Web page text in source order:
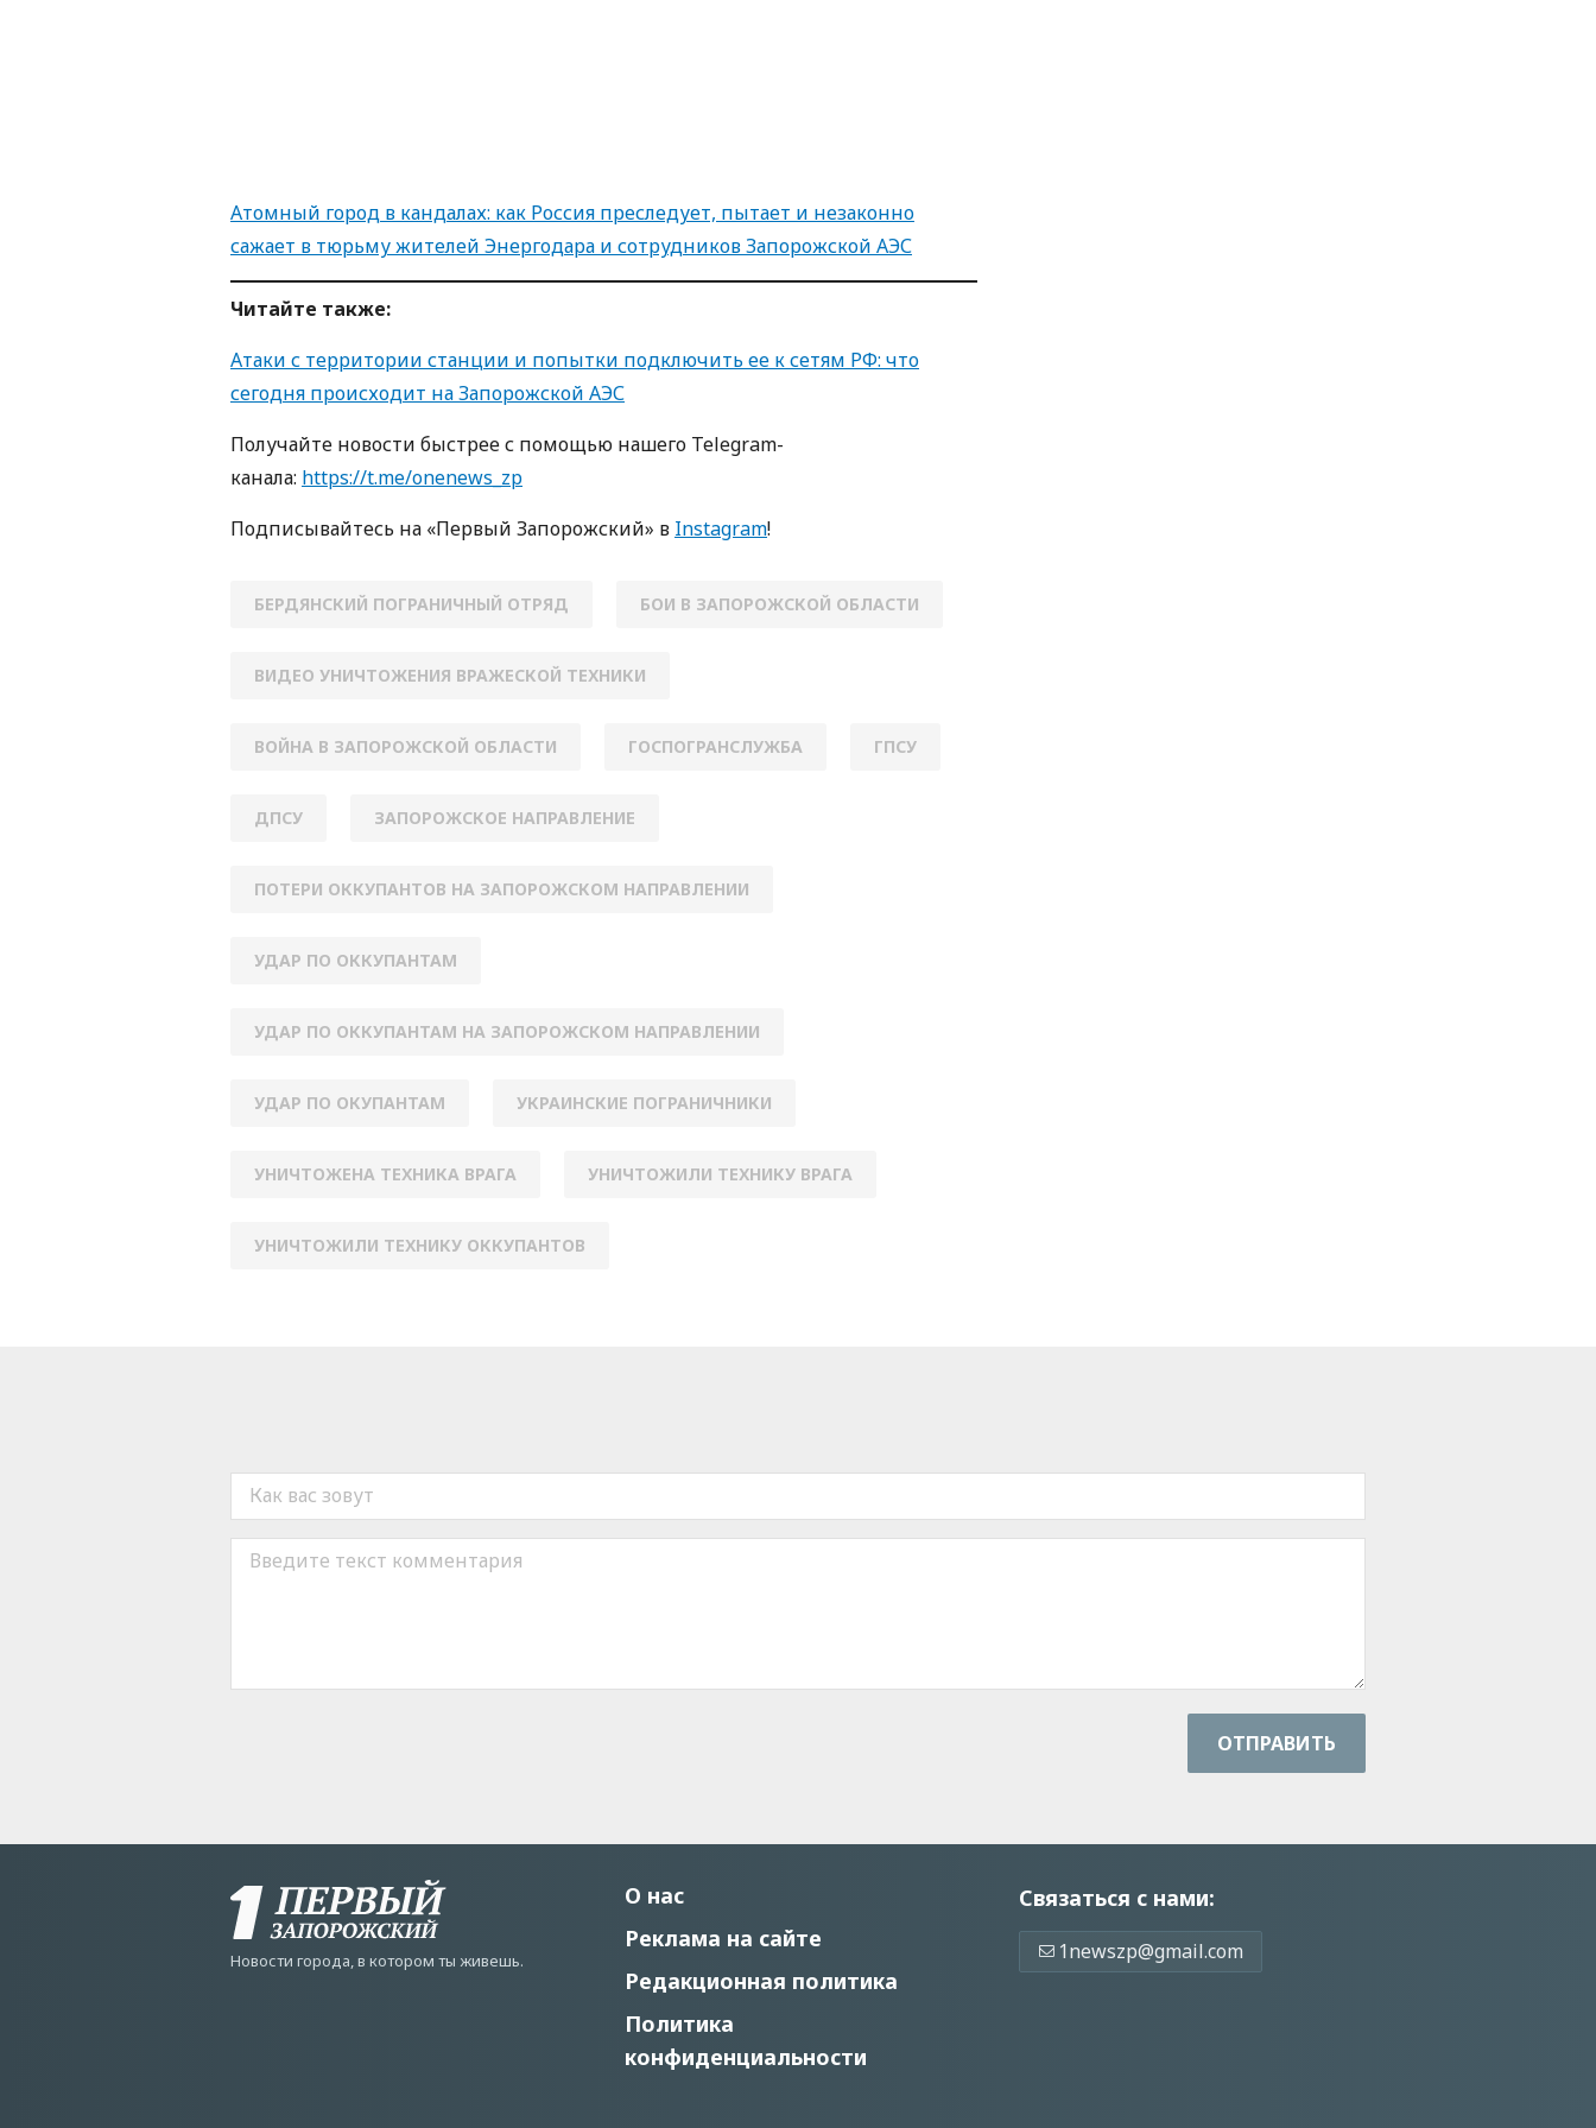
Атомный город в кандалах: как Россия преследует, пытает и незаконно
сажает в тюрьму жителей Энергодара и сотрудников Запорожской АЭС
Читайте также:
Атаки с территории станции и попытки подключить ее к сетям РФ: что
сегодня происходит на Запорожской АЭС
Получайте новости быстрее с помощью нашего Telegram-
канала: https://t.me/onenews_zp
Подписывайтесь на «Первый Запорожский» в Instagram!
БЕРДЯНСКИЙ ПОГРАНИЧНЫЙ ОТРЯД БОИ В ЗАПОРОЖСКОЙ ОБЛАСТИ
ВИДЕО УНИЧТОЖЕНИЯ ВРАЖЕСКОЙ ТЕХНИКИ
ВОЙНА В ЗАПОРОЖСКОЙ ОБЛАСТИ ГОСПОГРАНСЛУЖБА ГПСУ
ДПСУ ЗАПОРОЖСКОЕ НАПРАВЛЕНИЕ
ПОТЕРИ ОККУПАНТОВ НА ЗАПОРОЖСКОМ НАПРАВЛЕНИИ
УДАР ПО ОККУПАНТАМ
УДАР ПО ОККУПАНТАМ НА ЗАПОРОЖСКОМ НАПРАВЛЕНИИ
УДАР ПО ОКУПАНТАМ УКРАИНСКИЕ ПОГРАНИЧНИКИ
УНИЧТОЖЕНА ТЕХНИКА ВРАГА УНИЧТОЖИЛИ ТЕХНИКУ ВРАГА
УНИЧТОЖИЛИ ТЕХНИКУ ОККУПАНТОВ
ОТПРАВИТЬ
Новости города, в котором ты живешь.
О нас
Реклама на сайте
Редакционная политика
Политика
конфиденциальности
Связаться с нами:
1newszp@gmail.com